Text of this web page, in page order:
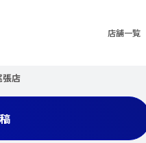
店舗一覧
張店